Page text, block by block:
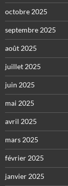
octobre 2025
septembre 2025
août 2025
juillet 2025
juin 2025
mai 2025
avril 2025
mars 2025
février 2025
janvier 2025